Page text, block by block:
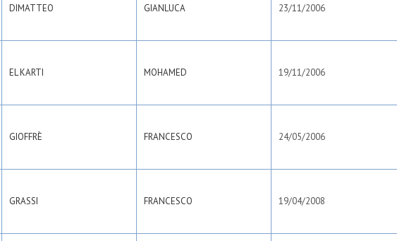
DIMATTEO GIANLUCA 23/11/2006
EL KARTI MOHAMED 19/11/2006
GIOFFRÈ FRANCESCO 24/05/2006
GRASSI FRANCESCO 19/04/2008